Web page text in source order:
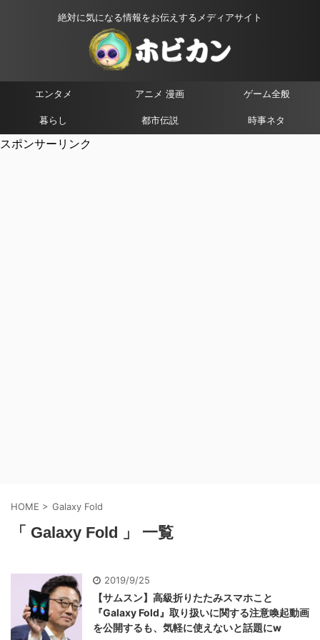
絶対に気になる情報をお伝えするメディアサイト
エンタメ アニメ 漫画 ゲーム全般
暮らし 都市伝説 時事ネタ
スポンサーリンク
HOME > Galaxy Fold
「 Galaxy Fold 」 一覧
2019/9/25
【サムスン】高級折りたたみスマホこと
『Galaxy Fold』取り扱いに関する注意喚起動画
を公開するも、気軽に使えないと話題にw